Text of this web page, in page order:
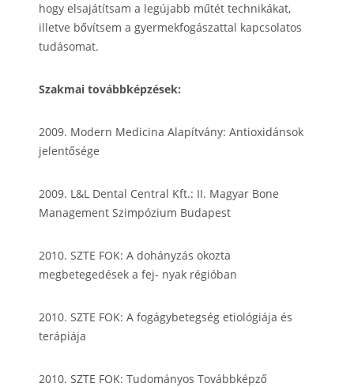
hogy elsajátítsam a legújabb műtét technikákat,
illetve bővítsem a gyermekfogászattal kapcsolatos
tudásomat.
Szakmai továbbképzések:
2009. Modern Medicina Alapítvány: Antioxidánsok
jelentősége
2009. L&L Dental Central Kft.: II. Magyar Bone
Management Szimpózium Budapest
2010. SZTE FOK: A dohányzás okozta
megbetegedések a fej- nyak régióban
2010. SZTE FOK: A fogágybetegség etiológiája és
terápiája
2010. SZTE FOK: Tudományos Továbbképző